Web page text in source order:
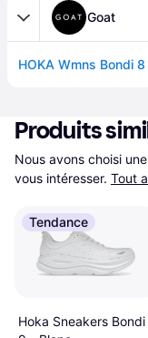
Goat
Produits
Nous avons choisi
vous intéresser. Tout
Tendance
Hoka Sneakers Bondi